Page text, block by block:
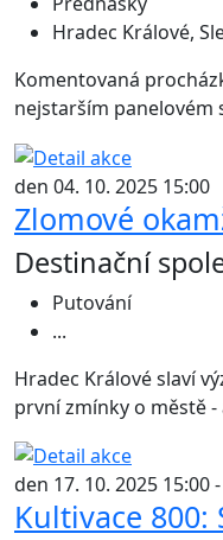
Hradec Králové,
Komentovaná
nejstarším panelovém
den 04. 10. 2025 15:00
Zlomové
Destinační
Putování
...
Hradec Králové slaví
první zmínky o městě -
den 17. 10. 2025 15:00
Kultivace